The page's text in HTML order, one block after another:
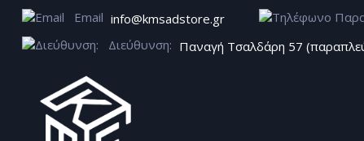
Email info@kmsadstore.gr
Διεύθυνση: Παναγή Τσαλδάρη 57